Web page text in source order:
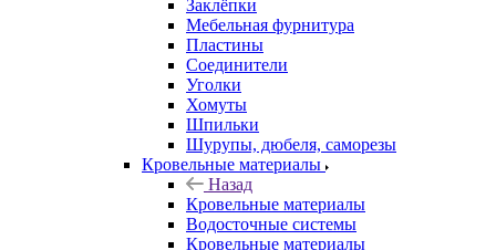
Заклёпки
Мебельная фурнитура
Пластины
Соединители
Уголки
Хомуты
Шпильки
Шурупы, дюбеля, саморезы
Кровельные материалы
Назад
Кровельные материалы
Водосточные системы
Кровельные материалы